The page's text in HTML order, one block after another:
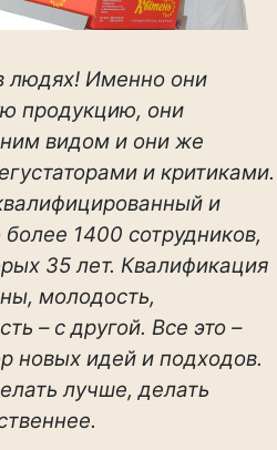
людях! Именно они
продукцию, они
видом и они же
и критиками.
и
1400 сотрудников,
35 лет. Квалификация
молодость,
– с другой. Все это –
новых идей и подходов.
лучше, делать